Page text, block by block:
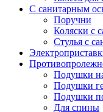
С санитарным
Поручни
Коляски с
Стулья с
Подушки
Подушки
Подушки
Для спины